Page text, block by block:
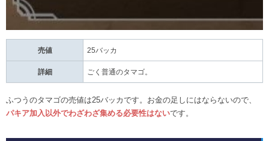
売値 25バッカ
詳細 ごく普通のタマゴ。
ふつうのタマゴの売値は25バッカです。お金の足しにはならないので、
パキア加入以外でわざわざ集める必要性はないです。